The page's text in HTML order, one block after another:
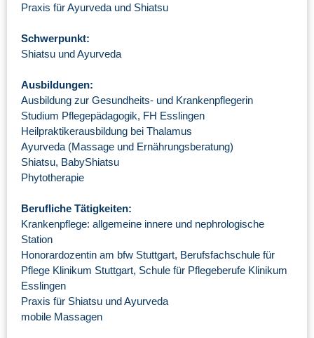
Praxis für Ayurveda und Shiatsu
Schwerpunkt:
Shiatsu und Ayurveda
Ausbildungen:
Ausbildung zur Gesundheits- und Krankenpflegerin
Studium Pflegepädagogik, FH Esslingen
Heilpraktikerausbildung bei Thalamus
Ayurveda (Massage und Ernährungsberatung)
Shiatsu, BabyShiatsu
Phytotherapie
Berufliche Tätigkeiten:
Krankenpflege: allgemeine innere und nephrologische
Station
Honorardozentin am bfw Stuttgart, Berufsfachschule für
Pflege Klinikum Stuttgart, Schule für Pflegeberufe Klinikum
Esslingen
Praxis für Shiatsu und Ayurveda
mobile Massagen